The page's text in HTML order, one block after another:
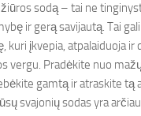
sodą – tai ne
ir gerą savijautą. Tai
kuri įkvepia, atpalaiduoja ir
vergu. Pradėkite nuo
gamtą ir atraskite tą
svajonių sodas yra